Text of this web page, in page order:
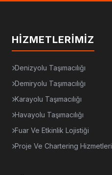
HIZMETLERIMIZ
Denizyolu Taşımacılığı
Demiryolu Taşımacılığı
Karayolu Taşımacılığı
Havayolu Taşımacılığı
Fuar Ve Etkinlik Lojistiği
Proje Ve Chartering Hizmetleri